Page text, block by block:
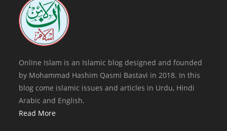
tab
Online Islam is an Islamic blog designed and founded
by Mohammad Hashim Qasmi Bastavi in 2018. In this
blog come islamic issues and articles in Urdu, Hindi
Arabic and English.
Read More